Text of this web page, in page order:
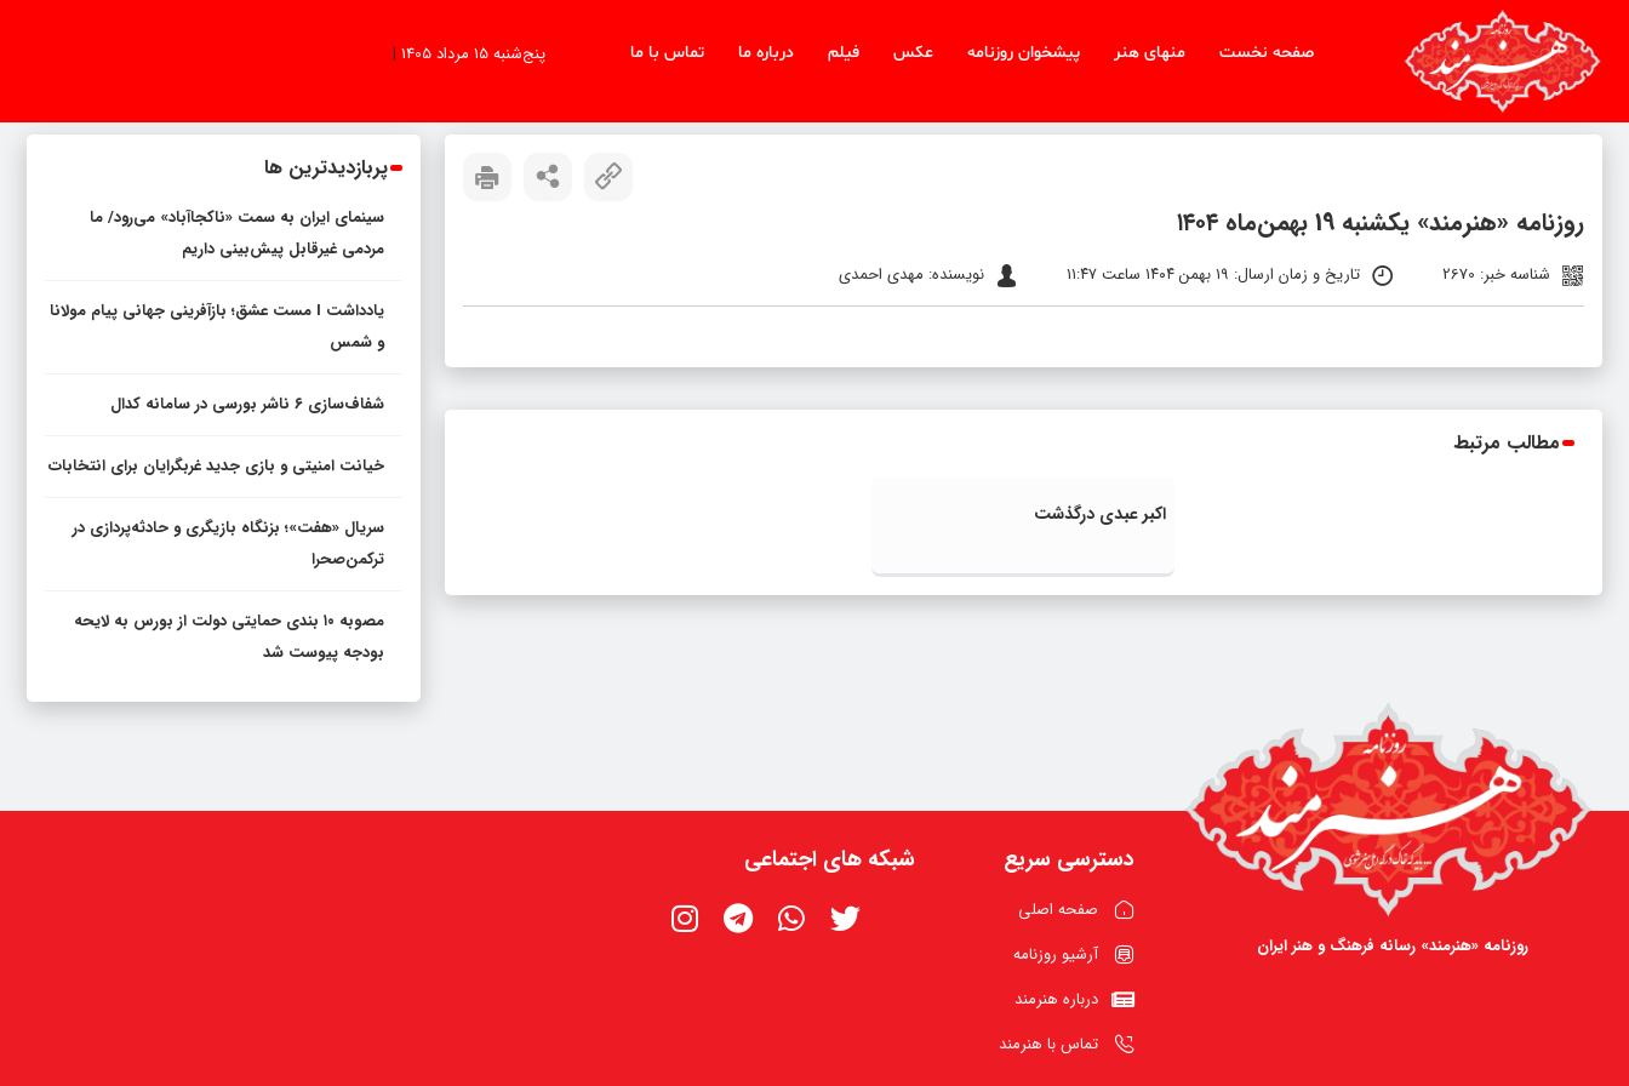
صفحه نخست منهای هنر پیشخوان روزنامه عکس فیلم درباره ما تماس با ما پنج‌شنبه 15 مرداد 1405 |
روزنامه «هنرمند» یکشنبه 19 بهمن‌ماه ۱۴۰۴
شناسه خبر: 2670 تاریخ و زمان ارسال: ۱۹ بهمن ۱۴۰۴ ساعت ۱۱:۴۷ نویسنده: مهدی احمدی
مطالب مرتبط
اکبر عبدی درگذشت
پربازدیدترین ها
سینمای ایران به سمت «ناکجاآباد» می‌رود/ ما
مردمی غیرقابل پیش‌بینی داریم
یادداشت I مست عشق؛ بازآفرینی جهانی پیام مولانا
و شمس
شفاف‌سازی ۶ ناشر بورسی در سامانه کدال
خیانت امنیتی و بازی جدید غربگرایان برای انتخابات
سریال «هفت»؛ بزنگاه بازیگری و حادثه‌پردازی در
ترکمن‌صحرا
مصوبه ۱۰ بندی حمایتی دولت از بورس به لایحه
بودجه پیوست شد
روزنامه «هنرمند» رسانه فرهنگ و هنر ایران
دسترسی سریع
صفحه اصلی
آرشیو روزنامه
درباره هنرمند
تماس با هنرمند
شبکه های اجتماعی